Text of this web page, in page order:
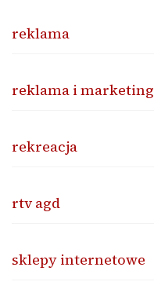
reklama
reklama i marketing
rekreacja
rtv agd
sklepy internetowe